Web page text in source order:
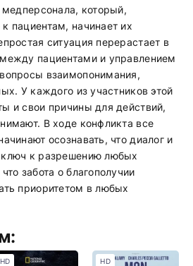
который,
пациентам, начинает их
ситуация перерастает в
пациентами и управлением
взаимопонимания,
У каждого из участников этой
и свои причины для действий,
В ходе конфликта все
осознавать, что диалог и
к разрешению любых
забота о благополучии
приоритетом в любых
HD HD